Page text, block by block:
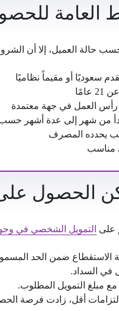
العامة
حالة العميل، إلا أن
سعوديًا أو مقيماً نظاميًا
العمل في جهة معتمدة
من شهر إلى عدة أشهر
يحدده المصرف
مناسب
الحصول
على التمويل الشخصي في
الاستقطاع ضمن الحد
في السداد.
مبلغ التمويل المطلوب.
أقل، زادت فرصة